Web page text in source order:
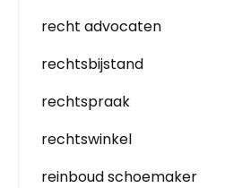
recht advocaten
rechtsbijstand
rechtspraak
rechtswinkel
reinboud schoemaker